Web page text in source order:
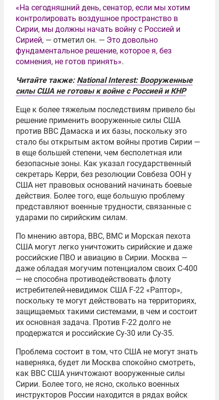
«На сегодняшний день, сенатор, если мы хотим
контролировать воздушное пространство в
Сирии, мы должны начать войну с Россией и
Сирией, — отметил он. — Это довольно
фундаментальное решение, которое я, без
сомнения, не готов принять».
Читайте также: National Interest: Вооруженные
силы США не готовы к войне с Россией и КНР
Еще к более тяжелым последствиям привело бы
решение применить вооруженные силы США
против ВВС Дамаска и их базы, поскольку это
стало бы открытым актом войны против Сирии —
в еще большей степени, чем бесполетная или
безопасные зоны. Как указал государственный
секретарь Керри, без резолюции Совбеза ООН у
США нет правовых оснований начинать боевые
действия. Более того, еще большую проблему
представляют военные трудности, связанные с
ударами по сирийским силам.
По мнению автора, ВВС, ВМС и Морская пехота
США могут легко уничтожить сирийские и даже
российские ПВО и авиацию в Сирии. Москва —
даже обладая могучим потенциалом своих С-400
— не способна противодействовать флоту
истребителей-невидимок США F-22 «Раптор»,
поскольку те могут действовать на территориях,
защищаемых такими системами, в чем и состоит
их основная задача. Против F-22 долго не
продержатся и российские Су-30 или Су-35.
Проблема состоит в том, что США не могут знать
наверняка, будет ли Москва спокойно смотреть,
как ВВС США уничтожают вооруженные силы
Сирии. Более того, не ясно, сколько военных
инструкторов России находится в рядах войск